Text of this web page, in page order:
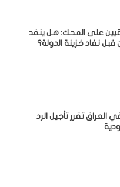
على المحك: هل ينفد
قبل نفاد خزينة الدولة؟
العراق تقرر تأجيل الرد